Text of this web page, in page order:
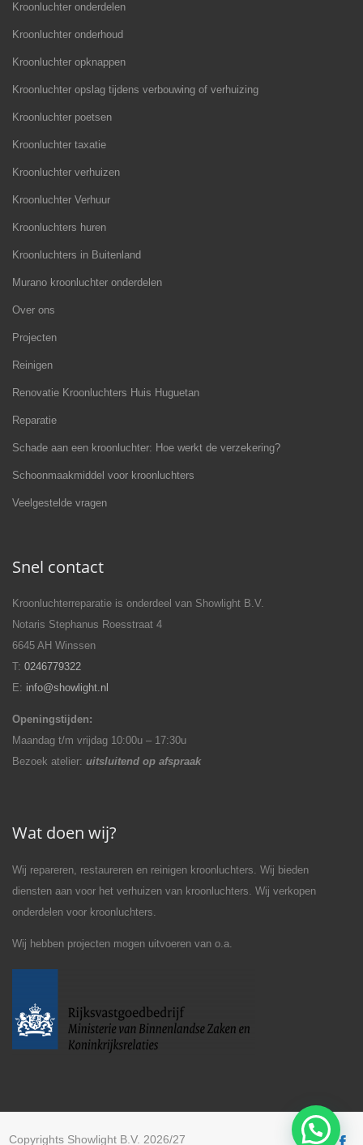
Kroonluchter onderdelen
Kroonluchter onderhoud
Kroonluchter opknappen
Kroonluchter opslag tijdens verbouwing of verhuizing
Kroonluchter poetsen
Kroonluchter taxatie
Kroonluchter verhuizen
Kroonluchter Verhuur
Kroonluchters huren
Kroonluchters in Buitenland
Murano kroonluchter onderdelen
Over ons
Projecten
Reinigen
Renovatie Kroonluchters Huis Huguetan
Reparatie
Schade aan een kroonluchter: Hoe werkt de verzekering?
Schoonmaakmiddel voor kroonluchters
Veelgestelde vragen
Snel contact
Kroonluchterreparatie is onderdeel van Showlight B.V.
Notaris Stephanus Roesstraat 4
6645 AH Winssen
T:0246779322
E: info@showlight.nl
Openingstijden:
Maandag t/m vrijdag 10:00u – 17:30u
Bezoek atelier:uitsluitend op afspraak
Wat doen wij?
Wij repareren, restaureren en reinigen kroonluchters. Wij bieden
diensten aan voor het verhuizen van kroonluchters. Wij verkopen
onderdelen voor kroonluchters.
Wij hebben projecten mogen uitvoeren van o.a.
Copyrights Showlight B.V. 2026/27